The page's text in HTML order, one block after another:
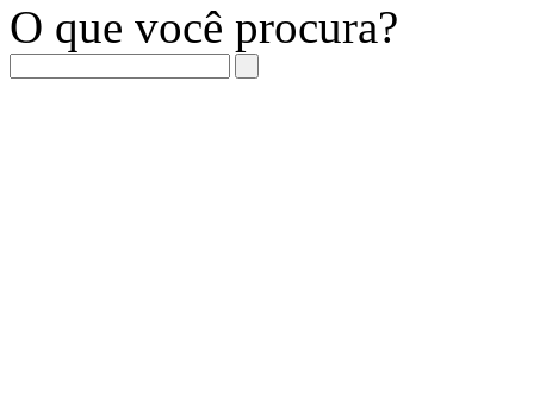
O que você procura?